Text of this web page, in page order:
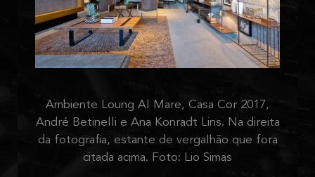
Ambiente Loung Al Mare, Casa Cor 2017,
André Betinelli e Ana Konradt Lins. Na direita
da fotografia, estante de vergalhão que fora
citada acima. Foto: Lio Simas